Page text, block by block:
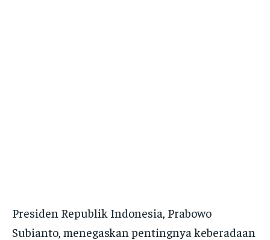
Presiden Republik Indonesia, Prabowo
Subianto, menegaskan pentingnya keberadaan